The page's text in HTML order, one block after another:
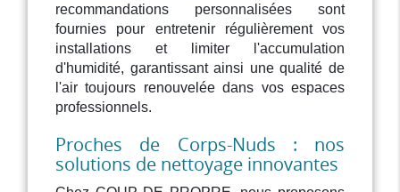
recommandations personnalisées sont
fournies pour entretenir régulièrement vos
installations et limiter l'accumulation
d'humidité, garantissant ainsi une qualité de
l'air toujours renouvelée dans vos espaces
professionnels.
Proches de Corps-Nuds : nos
solutions de nettoyage innovantes